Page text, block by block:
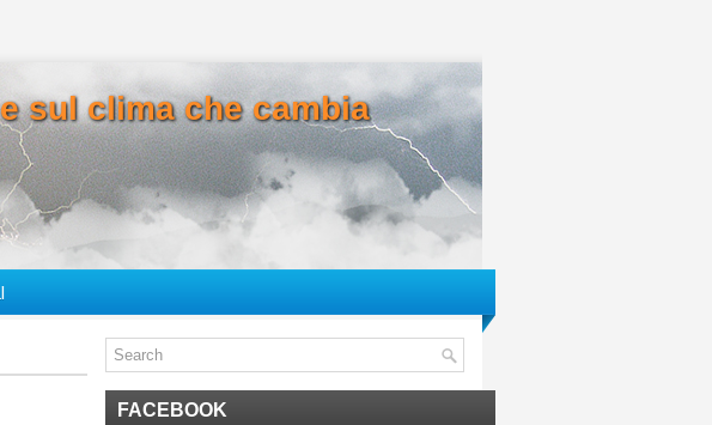
sul clima che cambia
FACEBOOK